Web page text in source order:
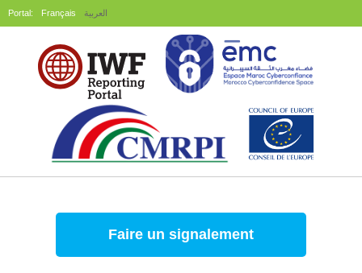
Portal: Français العربية
Faire un signalement